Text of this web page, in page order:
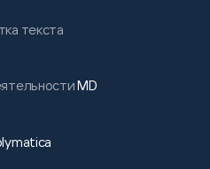
текста
MD